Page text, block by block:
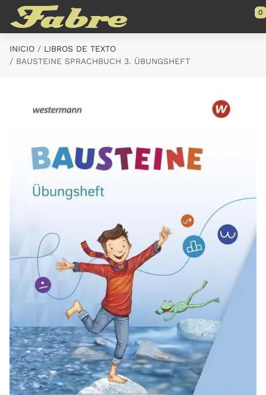
Saltar al contenido principal
0
INICIO
LIBROS DE TEXTO
BAUSTEINE SPRACHBUCH 3. ÜBUNGSHEFT